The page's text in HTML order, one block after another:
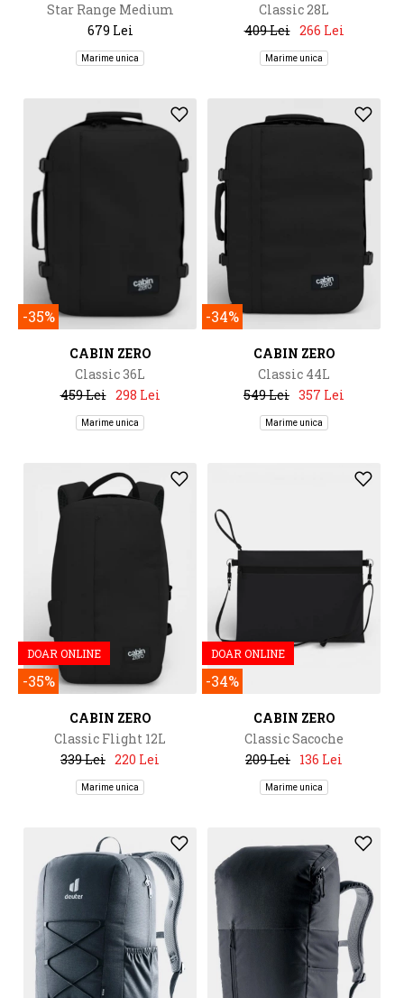
Star Range Medium
Backpack
679 Lei
Marime unica
Classic 28L
409 Lei 266 Lei
Marime unica
-35%
CABIN ZERO
Classic 36L
459 Lei 298 Lei
Marime unica
-34%
CABIN ZERO
Classic 44L
549 Lei 357 Lei
Marime unica
DOAR ONLINE
-35%
CABIN ZERO
Classic Flight 12L
339 Lei 220 Lei
Marime unica
DOAR ONLINE
-34%
CABIN ZERO
Classic Sacoche
209 Lei 136 Lei
Marime unica